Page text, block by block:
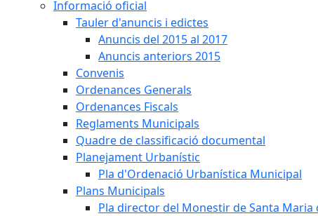
Informació oficial
Tauler d'anuncis i edictes
Anuncis del 2015 al 2017
Anuncis anteriors 2015
Convenis
Ordenances Generals
Ordenances Fiscals
Reglaments Municipals
Quadre de classificació documental
Planejament Urbanístic
Pla d'Ordenació Urbanística Municipal
Plans Municipals
Pla director del Monestir de Santa Maria